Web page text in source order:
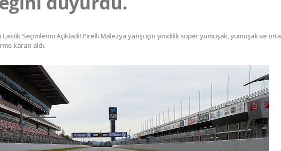
Seçimlerini Açıkladı! Pirelli Malezya yarışı için şimdilik süper yumuşak, yumuşak ve orta
kararı aldı.